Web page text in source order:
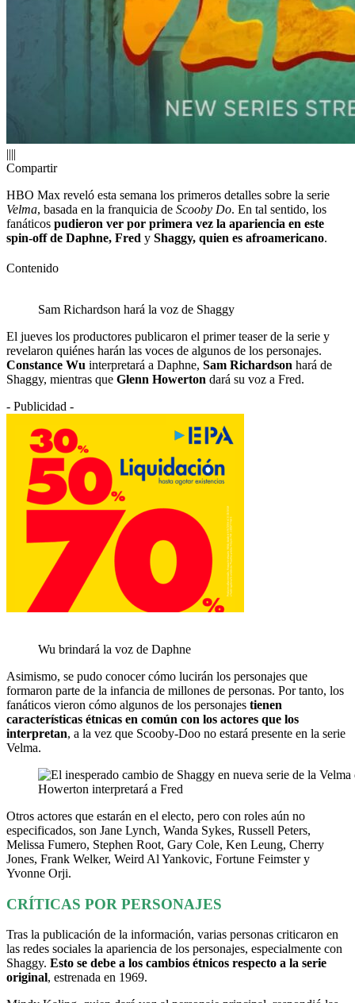
||||
Compartir
HBO Max reveló esta semana los primeros detalles sobre la serie
Velma, basada en la franquicia de Scooby Do. En tal sentido, los
fanáticos pudieron ver por primera vez la apariencia en este
spin-off de Daphne, Fred y Shaggy, quien es afroamericano.
Contenido
Sam Richardson hará la voz de Shaggy
El jueves los productores publicaron el primer teaser de la serie y
revelaron quiénes harán las voces de algunos de los personajes.
Constance Wu interpretará a Daphne, Sam Richardson hará de
Shaggy, mientras que Glenn Howerton dará su voz a Fred.
- Publicidad -
Wu brindará la voz de Daphne
Asimismo, se pudo conocer cómo lucirán los personajes que
formaron parte de la infancia de millones de personas. Por tanto, los
fanáticos vieron cómo algunos de los personajes tienen
características étnicas en común con los actores que los
interpretan, a la vez que Scooby-Doo no estará presente en la serie
Velma.
Howerton interpretará a Fred
Otros actores que estarán en el electo, pero con roles aún no
especificados, son Jane Lynch, Wanda Sykes, Russell Peters,
Melissa Fumero, Stephen Root, Gary Cole, Ken Leung, Cherry
Jones, Frank Welker, Weird Al Yankovic, Fortune Feimster y
Yvonne Orji.
CRÍTICAS POR PERSONAJES
Tras la publicación de la información, varias personas criticaron en
las redes sociales la apariencia de los personajes, especialmente con
Shaggy. Esto se debe a los cambios étnicos respecto a la serie
original, estrenada en 1969.